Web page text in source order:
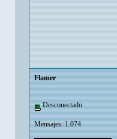
Flamer
Desconectado
Mensajes: 1.074